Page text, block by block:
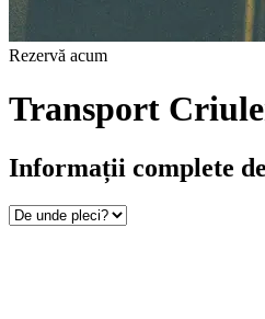
Rezervă acum
Transport
Informații complete